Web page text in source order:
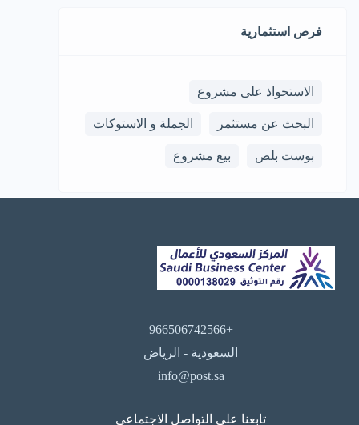
فرص استثمارية
الاستحواذ على مشروع
البحث عن مستثمر الجملة و الاستوكات
بوست بلص بيع مشروع
+966506742566
السعودية - الرياض
info@post.sa
تابعنا على التواصل الاجتماعي